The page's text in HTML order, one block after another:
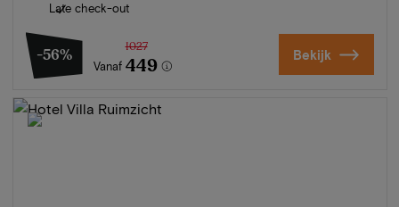
Late check-out
-56%
Vanaf
1027
449 Bekijk